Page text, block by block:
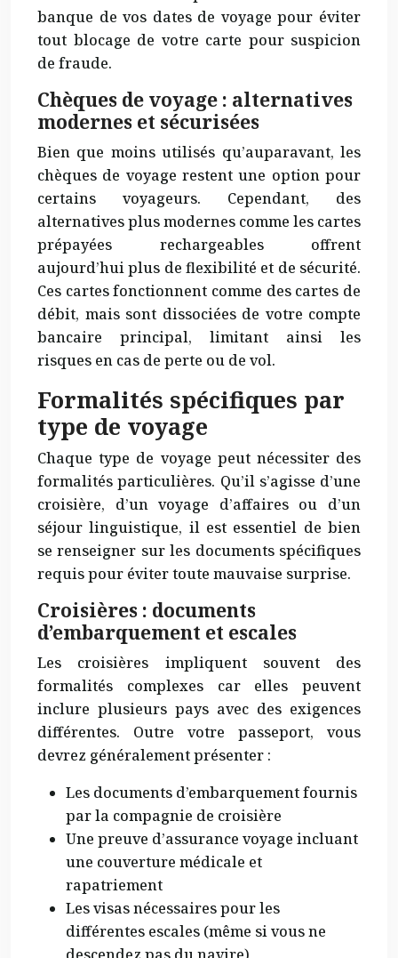
banque de vos dates de voyage pour éviter
tout blocage de votre carte pour suspicion
de fraude.
Chèques de voyage : alternatives
modernes et sécurisées
Bien que moins utilisés qu’auparavant, les
chèques de voyage restent une option pour
certains voyageurs. Cependant, des
alternatives plus modernes comme les cartes
prépayées rechargeables offrent
aujourd’hui plus de flexibilité et de sécurité.
Ces cartes fonctionnent comme des cartes de
débit, mais sont dissociées de votre compte
bancaire principal, limitant ainsi les
risques en cas de perte ou de vol.
Formalités spécifiques par
type de voyage
Chaque type de voyage peut nécessiter des
formalités particulières. Qu’il s’agisse d’une
croisière, d’un voyage d’affaires ou d’un
séjour linguistique, il est essentiel de bien
se renseigner sur les documents spécifiques
requis pour éviter toute mauvaise surprise.
Croisières : documents
d’embarquement et escales
Les croisières impliquent souvent des
formalités complexes car elles peuvent
inclure plusieurs pays avec des exigences
différentes. Outre votre passeport, vous
devrez généralement présenter :
Les documents d’embarquement fournis
par la compagnie de croisière
Une preuve d’assurance voyage incluant
une couverture médicale et
rapatriement
Les visas nécessaires pour les
différentes escales (même si vous ne